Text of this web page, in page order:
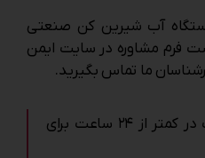
آب شیرین کن صنعتی
فرم مشاوره در سایت ایمن
ما تماس بگیرید.
پیشنهاد فنی و برآورد قیمت در کمتر از ۲۴ ساعت برای